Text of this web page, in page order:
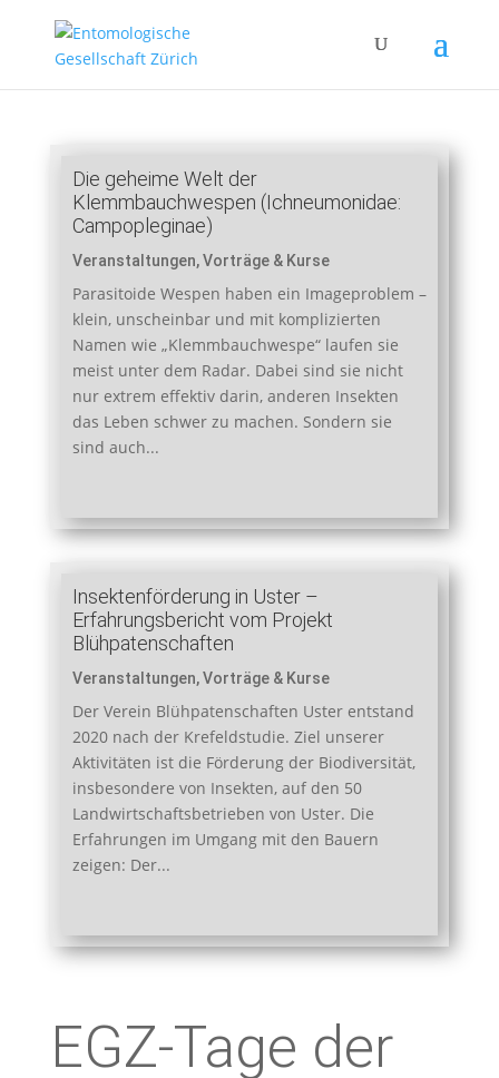
Die geheime Welt der
Klemmbauchwespen (Ichneumonidae:
Campopleginae)
Veranstaltungen,Vorträge & Kurse
Parasitoide Wespen haben ein Imageproblem –
klein, unscheinbar und mit komplizierten
Namen wie „Klemmbauchwespe“ laufen sie
meist unter dem Radar. Dabei sind sie nicht
nur extrem effektiv darin, anderen Insekten
das Leben schwer zu machen. Sondern sie
sind auch...
Insektenförderung in Uster –
Erfahrungsbericht vom Projekt
Blühpatenschaften
Veranstaltungen,Vorträge & Kurse
Der Verein Blühpatenschaften Uster entstand
2020 nach der Krefeldstudie. Ziel unserer
Aktivitäten ist die Förderung der Biodiversität,
insbesondere von Insekten, auf den 50
Landwirtschaftsbetrieben von Uster. Die
Erfahrungen im Umgang mit den Bauern
zeigen: Der...
EGZ-Tage der